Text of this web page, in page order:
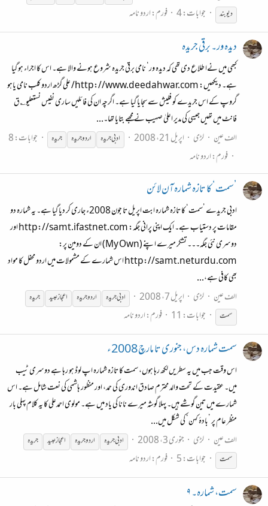
دیو بند
جوابات: 4 فورم:اردو نامہ
دیدہ ور۔ برقی جریدہ
کبھی میں نےا طلاع دی تھی کہ دیدہ ور‘ نامی برقی جریدہ شروع ہونے والا ہے۔ اس کا اجراء ہو گیا
ہے۔ دیکھیں: http://www.deedahwar.com/ علی گڑھ اردو کلب نامی یاہو
گروپ کے اس جریدے کو فلیش سے سجایا گیا ہے۔ اگرچہ ان کی فائلیں ساری نفیس نستعلیو؎ق
فانٹ میں تھیں جیسی کی مدیر اعلیٰ صہیب نے مجھے بتایا تھا۔...
الف عین
لڑی اپریل 21، 2008 ادبیجریدہ اردوجریدہ جریدہ
جوابات: 8
فورم:اردو نامہ
’سمت‘ کا تازہ شمارہ آن لائن
ادبی جریدے ’سمت‘ کا تازہ شمارہ ابت اپریل تا جون 2008ء جاری کر دیا گیا ہے۔ یہ شمارہ دو
مقامات پر دستیاب ہے۔ ایک اپنی پرانی جگہ: http://samt.ifastnet.com اور
دوسری نئی جگہ۔۔۔ تشکر میرے اپنے (My Own) ان کے دومین پر:
http://samt.neturdu.com اس شمارے کے مشمولات میں اردو محفل کا مواد
بھی کافی ہے،...
الف عین
لڑی اپریل 7، 2008 ادبیجریدہ اردوجریدہ اعجاز عبید
جریدہ
سمت
جوابات: 11 فورم:اردو نامہ
سمت شمارہ دس، جنوری تا مارچ 2008ء
اس وقت جب میں یہ سطریں لکھ رہا ہوں، سمت کا تازہ شمارہ اپ لوڈ ہو رہا ہے دوسری ٹیب
میں۔ عقیدت کے تحت والد محترم صادق اندوری کی حمد، اور منظور ہاشمی کی نعت شامل ہے۔ اس
شمارے میں تین گوشے ہیں۔ پہلا گوشہ میرے نانا کی یاد میں ہے۔ مولوی احمدعلی کا یہ کلام پہلی بار
منظر عام پر ’بادۂ کہن‘ کی شکل میں...
الف عین
لڑی جنوری 3، 2008 ادبیجریدہ اردوجریدہ اعجاز عبید
جریدہ
سمت
جوابات: 5 فورم:اردو نامہ
سمت، شمارہ۔ ۹